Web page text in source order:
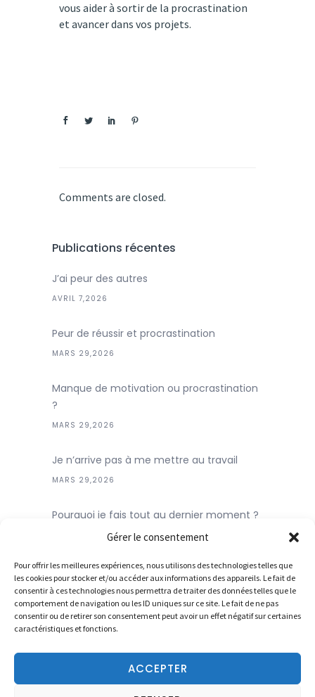
Gérer le consentement
Pour offrir les meilleures expériences, nous utilisons des technologies telles que
les cookies pour stocker et/ou accéder aux informations des appareils. Le fait de
consentir à ces technologies nous permettra de traiter des données telles que le
comportement de navigation ou les ID uniques sur ce site. Le fait de ne pas
consentir ou de retirer son consentement peut avoir un effet négatif sur certaines
caractéristiques et fonctions.
ACCEPTER
vous aider à sortir de la procrastination
et avancer dans vos projets.
Comments are closed.
Publications récentes
J’ai peur des autres
AVRIL 7,2026
Peur de réussir et procrastination
MARS 29,2026
Manque de motivation ou procrastination
?
MARS 29,2026
Je n’arrive pas à me mettre au travail
MARS 29,2026
Pourquoi je fais tout au dernier moment ?
MARS 29,2026
Archives
avril 2026
mars 2026